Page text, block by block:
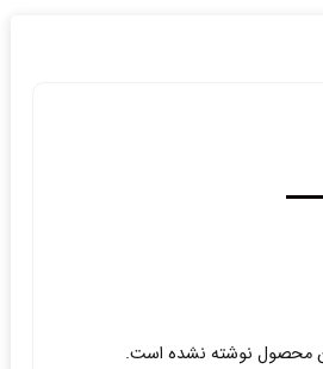
محصول نوشته نشده است.